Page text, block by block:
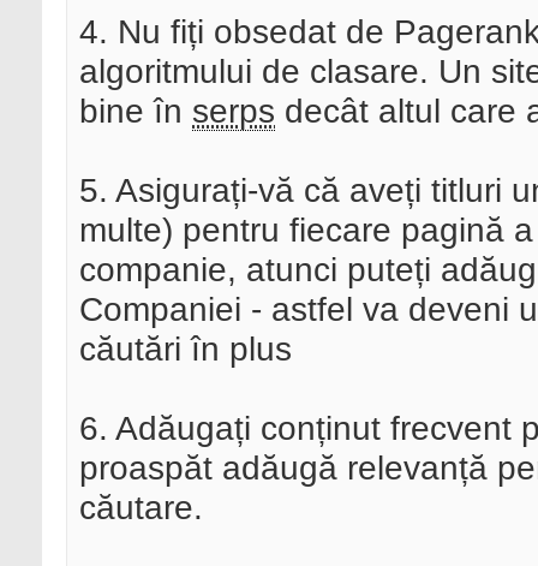
4. Nu fiți obsedat de
algoritmului de clasare. Un
bine în serps decât altul care
5. Asigurați-vă că aveți titluri
multe) pentru fiecare pagină
companie, atunci puteți
Companiei - astfel va deveni
căutări în plus
6. Adăugați conținut frecvent
proaspăt adăugă relevanță
căutare.